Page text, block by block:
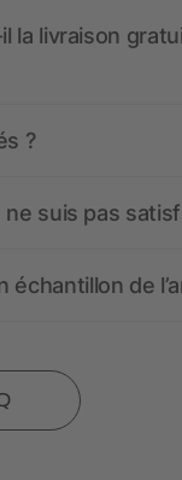
la livraison
?
suis pas
de